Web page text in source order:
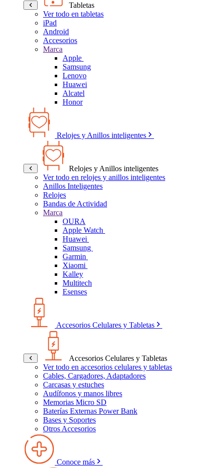
Tabletas
Ver todo en tabletas
iPad
Android
Accesorios
Marca
Apple
Samsung
Lenovo
Huawei
Alcatel
Honor
Relojes y Anillos inteligentes
Relojes y Anillos inteligentes
Ver todo en relojes y anillos inteligentes
Anillos Inteligentes
Relojes
Bandas de Actividad
Marca
OURA
Apple Watch
Huawei
Samsung
Garmin
Xiaomi
Kalley
Multitech
Esenses
Accesorios Celulares y Tabletas
Accesorios Celulares y Tabletas
Ver todo en accesorios celulares y tabletas
Cables, Cargadores, Adaptadores
Carcasas y estuches
Audífonos y manos libres
Memorias Micro SD
Baterías Externas Power Bank
Bases y Soportes
Otros Accesorios
Conoce más